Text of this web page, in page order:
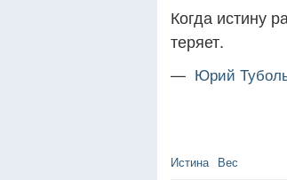
Когда истину
теряет.
— Юрий
Истина Вес